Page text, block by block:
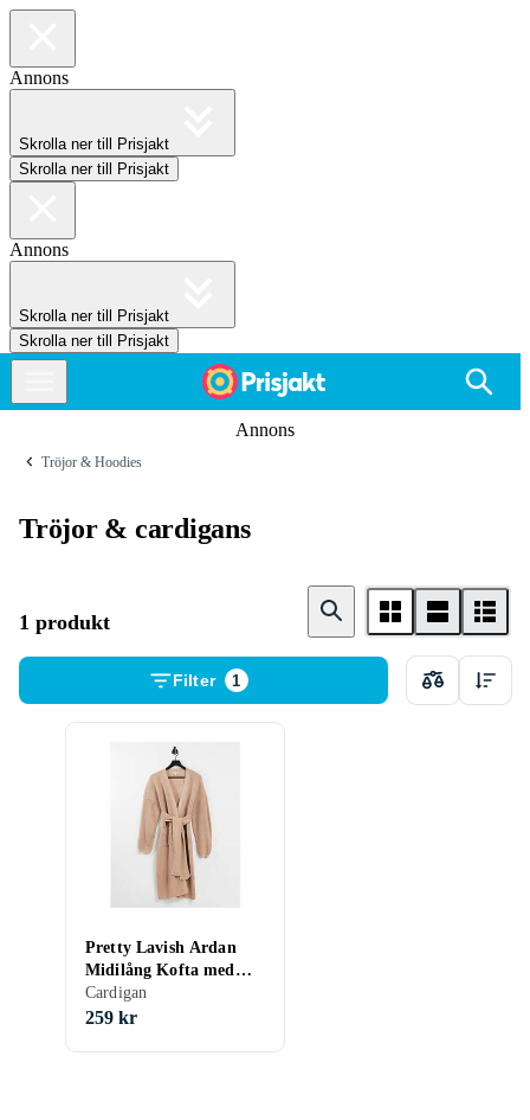
Annons
Skrolla ner till Prisjakt
Skrolla ner till Prisjakt
Annons
Skrolla ner till Prisjakt
Skrolla ner till Prisjakt
Annons
Tröjor & Hoodies
Tröjor & cardigans
1 produkt
Filter 1
Pretty Lavish Ardan
Midilång Kofta med
Knyt
Cardigan
259 kr